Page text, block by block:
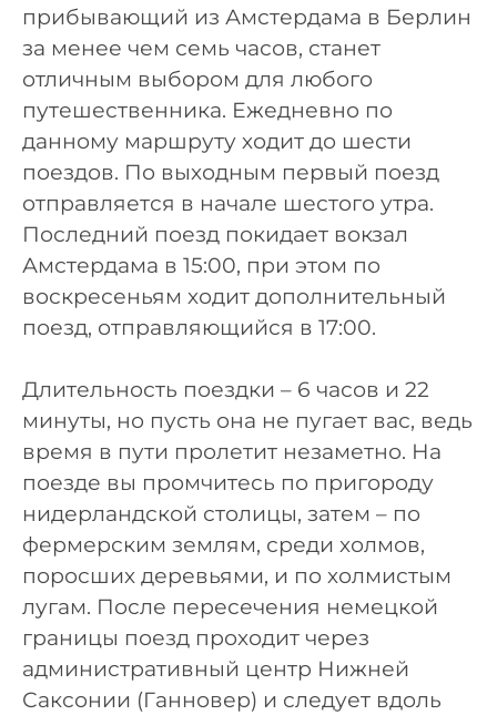
прибывающий из Амстердама в Берлин
за менее чем семь часов, станет
отличным выбором для любого
путешественника. Ежедневно по
данному маршруту ходит до шести
поездов. По выходным первый поезд
отправляется в начале шестого утра.
Последний поезд покидает вокзал
Амстердама в 15:00, при этом по
воскресеньям ходит дополнительный
поезд, отправляющийся в 17:00.
Длительность поездки – 6 часов и 22
минуты, но пусть она не пугает вас, ведь
время в пути пролетит незаметно. На
поезде вы промчитесь по пригороду
нидерландской столицы, затем – по
фермерским землям, среди холмов,
поросших деревьями, и по холмистым
лугам. После пересечения немецкой
границы поезд проходит через
административный центр Нижней
Саксонии (Ганновер) и следует вдоль